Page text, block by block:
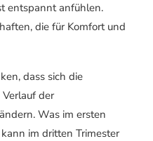
entspannt anfühlen.
die für Komfort und
dass sich die
der
Was im ersten
im dritten Trimester